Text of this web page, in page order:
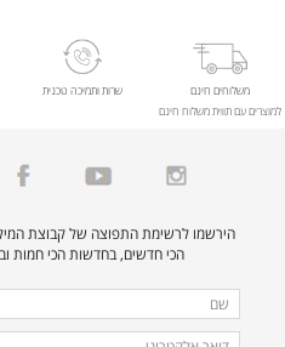
משלוחים חינם
למוצרים עם תווית משלוח חינם
שרות ותמיכה טכנית
הירשמו לרשימת התפוצה של קבוצת
הכי חדשים, בחדשות הכי חמות
מלאו
את
שם
דואר